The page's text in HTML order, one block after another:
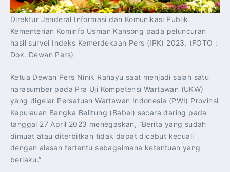
Direktur Jenderal Informasi dan Komunikasi Publik
Kementerian Kominfo Usman Kansong pada peluncuran
hasil survei Indeks Kemerdekaan Pers (IPK) 2023. (FOTO :
Dok. Dewan Pers)
Ketua Dewan Pers Ninik Rahayu saat menjadi salah satu
narasumber pada Pra Uji Kompetensi Wartawan (UKW)
yang digelar Persatuan Wartawan Indonesia (PWI) Provinsi
Kepulauan Bangka Belitung (Babel) secara daring pada
tanggal 27 April 2023 menegaskan, “Berita yang sudah
dimuat atau diterbitkan tidak dapat dicabut kecuali
dengan alasan tertentu sebagaimana ketentuan yang
berlaku.”